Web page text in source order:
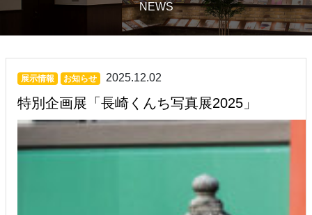
NEWS
展示情報 お知らせ 2025.12.02
特別企画展「長崎くんち写真展2025」